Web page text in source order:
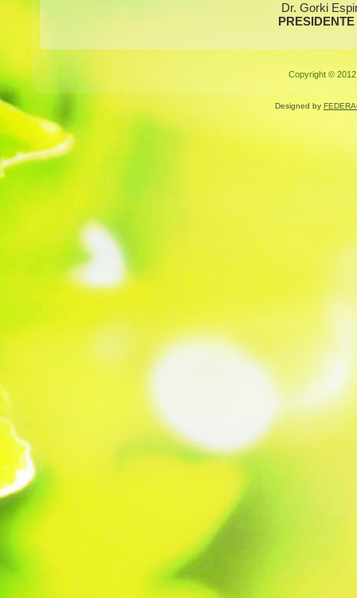
Dr. Gorki
Copyright ©
Designed by